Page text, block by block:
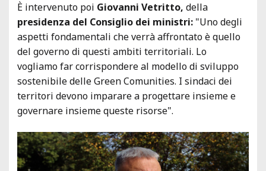
È intervenuto poi Giovanni Vetritto, della
presidenza del Consiglio dei ministri: "Uno degli
aspetti fondamentali che verrà affrontato è quello
del governo di questi ambiti territoriali. Lo
vogliamo far corrispondere al modello di sviluppo
sostenibile delle Green Comunities. I sindaci dei
territori devono imparare a progettare insieme e
governare insieme queste risorse".